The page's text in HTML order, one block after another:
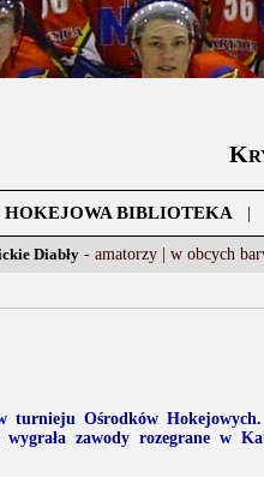
K
HOKEJOWA BIBLIOTEKA |
Diabły - amatorzy | w obcych
turnieju Ośrodków
zawody rozegrane w